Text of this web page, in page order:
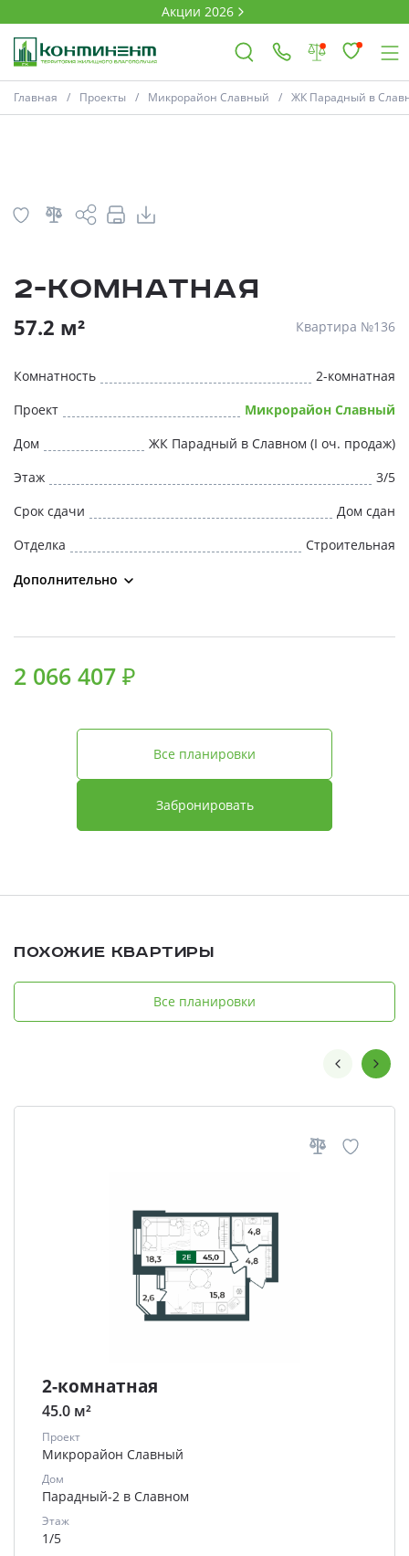
Акции 2026
Акции
Новости
Выбор недвижимости
Офис продаж
Работа
Главная Проекты Микрорайон Славный ЖК Парадный в
2-комнатная
57.2 м² Квартира №136
Комнатность
2-комнатная
Проект
Микрорайон Славный
Дом
ЖК Парадный в Славном (I оч. продаж)
Этаж
3/5
Срок сдачи
Дом сдан
Отделка
Строительная
Дополнительно
2 066 407 ₽
Забронировать
Все планировки
План Комнатность
* Скидки предоставляются в
Похожие квартиры
Все планировки
2-комнатная
45.0 м²
Проект
Микрорайон Славный
Дом
Парадный-2 в Славном
Этаж
1/5